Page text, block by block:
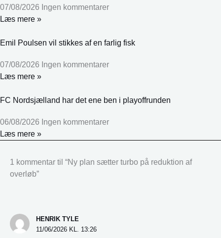
07/08/2026 Ingen kommentarer
Læs mere »
Emil Poulsen vil stikkes af en farlig fisk
07/08/2026 Ingen kommentarer
Læs mere »
FC Nordsjælland har det ene ben i playoffrunden
06/08/2026 Ingen kommentarer
Læs mere »
1 kommentar til “Ny plan sætter turbo på reduktion af
overløb”
HENRIK TYLE
11/06/2026 KL. 13:26